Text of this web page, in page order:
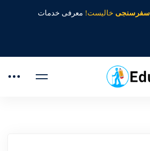
سفرسنجی خالیست! معرفی خدمات